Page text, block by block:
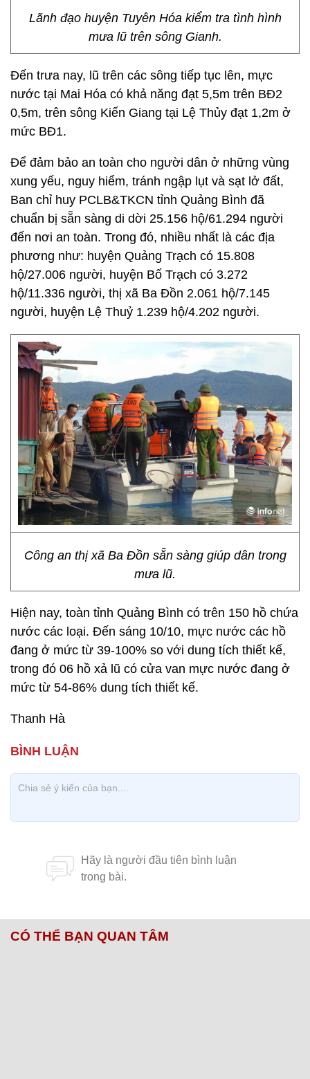
Lãnh đạo huyện Tuyên Hóa kiểm tra tình hình
mưa lũ trên sông Gianh.
Đến trưa nay, lũ trên các sông tiếp tục lên, mực
nước tại Mai Hóa có khả năng đạt 5,5m trên BĐ2
0,5m, trên sông Kiến Giang tại Lệ Thủy đạt 1,2m ở
mức BĐ1.
Để đảm bảo an toàn cho người dân ở những vùng
xung yếu, nguy hiểm, tránh ngập lụt và sạt lở đất,
Ban chỉ huy PCLB&TKCN tỉnh Quảng Bình đã
chuẩn bị sẵn sàng di dời 25.156 hộ/61.294 người
đến nơi an toàn. Trong đó, nhiều nhất là các địa
phương như: huyện Quảng Trạch có 15.808
hộ/27.006 người, huyện Bố Trạch có 3.272
hộ/11.336 người, thị xã Ba Đồn 2.061 hộ/7.145
người, huyện Lệ Thuỷ 1.239 hộ/4.202 người.
Công an thị xã Ba Đồn sẵn sàng giúp dân trong
mưa lũ.
Hiện nay, toàn tỉnh Quảng Bình có trên 150 hồ chứa
nước các loại. Đến sáng 10/10, mực nước các hồ
đang ở mức từ 39-100% so với dung tích thiết kế,
trong đó 06 hồ xả lũ có cửa van mực nước đang ở
mức từ 54-86% dung tích thiết kế.
Thanh Hà
CÓ THỂ BẠN QUAN TÂM